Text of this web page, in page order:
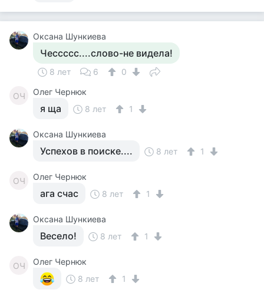
Оксана Шункиева
Чессссс....слово-не видела!
8 лет 6 0
ОЧ Олег Чернюк
я ща 8 лет 1
Оксана Шункиева
Успехов в поиске.... 8 лет 1
ОЧ Олег Чернюк
ага счас 8 лет 1
Оксана Шункиева
Весело! 8 лет 1
ОЧ
Олег Чернюк
8 лет
1